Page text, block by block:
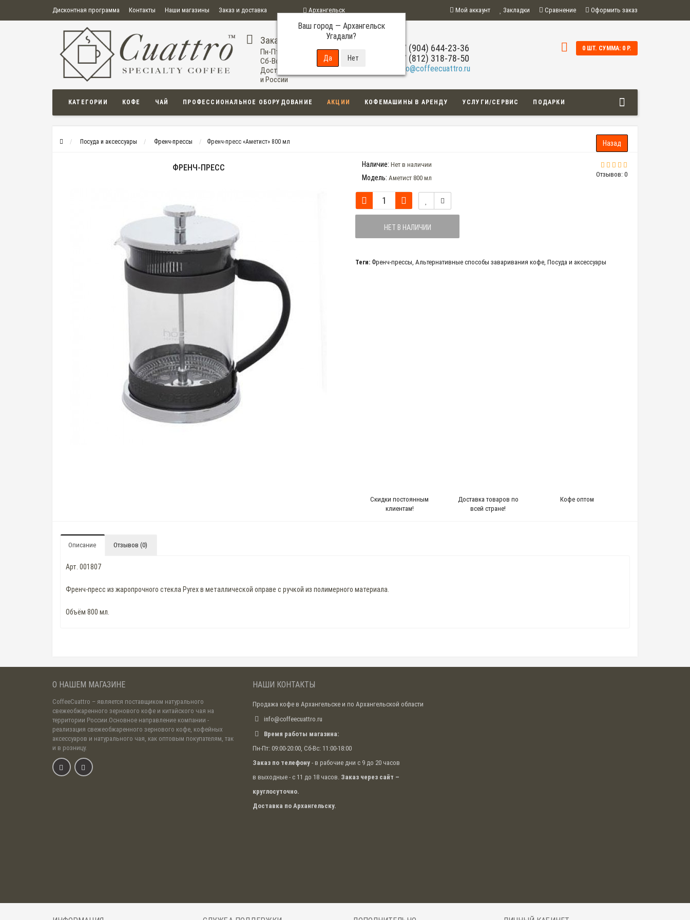
Дисконтная программа Контакты Наши магазины Заказ и доставка
О нас Оплата Правила продажи товаров
Политика конфиденциальности
Политика в отношении обработки персональных данных
Пользовательское соглашение
Архангельск
Ваш город — Архангельск
Угадали?
Мой аккаунт Закладки Сравнение Оформить заказ
Заказ по телефону
Пн-Пт: 09:00-20:00
Сб-Вс: 11:00-18:00
Доставка по Архангельску
и России
+7 (904) 644-23-36
+7 (812) 318-78-50
info@coffeecuattro.ru
0 ШТ. СУММА: 0 Р.
КАТЕГОРИИ КОФЕ ЧАЙ ПРОФЕССИОНАЛЬНОЕ ОБОРУДОВАНИЕ АКЦИИ КОФЕМАШИНЫ В АРЕНДУ УСЛУГИ/СЕРВИС ПОДАРКИ
Посуда и аксессуары Френч-прессы Френч-пресс «Аметист» 800 мл
ФРЕНЧ-ПРЕСС
Отзывов: 0
Наличие: Нет в наличии
Модель: Аметист 800 мл
НЕТ В НАЛИЧИИ
Теги: Френч-прессы, Альтернативные способы заваривания кофе, Посуда и аксессуары
Скидки постоянным
клиентам!
Доставка товаров по
всей стране!
Кофе оптом
Описание Отзывов (0)
Арт. 001807
Френч-пресс из жаропрочного стекла Pyrex в металлической оправе с ручкой из полимерного материала.
Объём 800 мл.
О НАШЕМ МАГАЗИНЕ
CoffeeCuattro – является поставщиком натурального
свежеобжаренного зернового кофе и китайского чая на
территории России.Основное направление компании -
реализация свежеобжаренного зернового кофе, кофейных
аксессуаров и натурального чая, как оптовым покупателям, так
и в розницу.
НАШИ КОНТАКТЫ
Продажа кофе в Архангельске и по Архангельской области
info@coffeecuattro.ru
Время работы магазина:
Пн-Пт: 09:00-20:00, Сб-Вс: 11:00-18:00
Заказ по телефону - в рабочие дни с 9 до 20 часов
в выходные - с 11 до 18 часов. Заказ через сайт –
круглосуточно.
Доставка по Архангельску.